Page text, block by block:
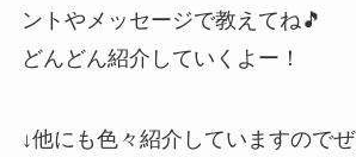
ントやメッセージで教えてね🎵
どんどん紹介していくよー！
↓他にも色々紹介していますので